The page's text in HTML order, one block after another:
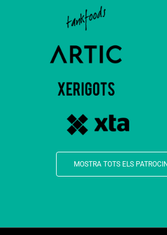
MOSTRA TOTS ELS